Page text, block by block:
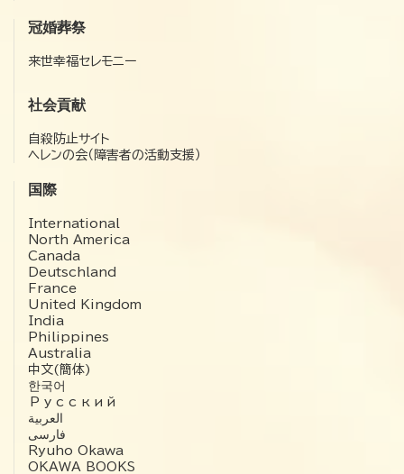
冠婚葬祭
来世幸福セレモニー
社会貢献
自殺防止サイト
ヘレンの会（障害者の活動支援）
国際
International
North America
Canada
Deutschland
France
United Kingdom
India
Philippines
Australia
中文(簡体)
한국어
Русский
العربية‏
فارسی
Ryuho Okawa
OKAWA BOOKS